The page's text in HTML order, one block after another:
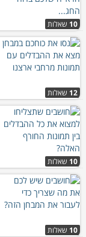
10 שאלות
12 שאלות
10 שאלות
10 שאלות